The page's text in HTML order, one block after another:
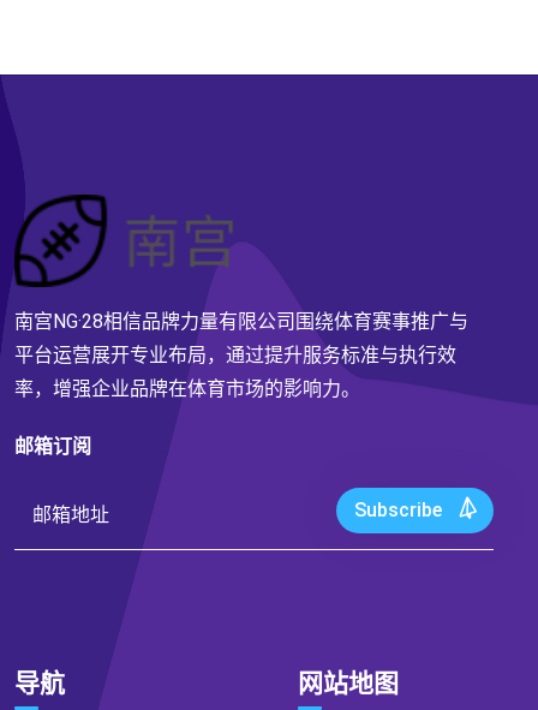
南宫NG·28相信品牌力量有限公司围绕体育赛事推广与
平台运营展开专业布局，通过提升服务标准与执行效
率，增强企业品牌在体育市场的影响力。
邮箱订阅
Subscribe
导航 网站地图